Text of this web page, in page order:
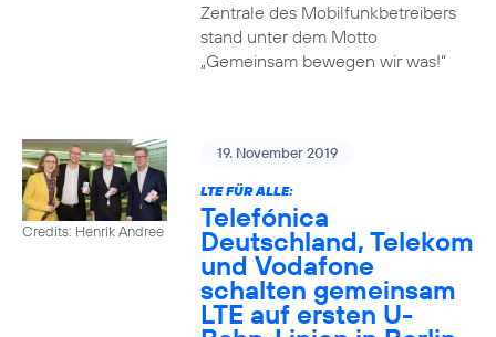
Zentrale des Mobilfunkbetreibers
stand unter dem Motto
„Gemeinsam bewegen wir was!“
Credits: Henrik Andree
19. November 2019
LTE FÜR ALLE:
Telefónica
Deutschland, Telekom
und Vodafone
schalten gemeinsam
LTE auf ersten U-